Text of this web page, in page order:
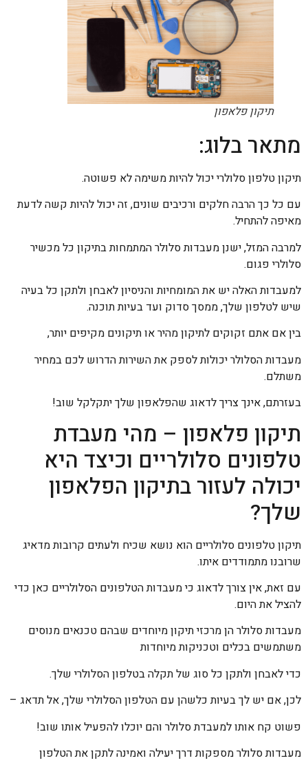
תיקון פלאפון
מתאר בלוג:
תיקון טלפון סלולרי יכול להיות משימה לא פשוטה.
עם כל כך הרבה חלקים ורכיבים שונים, זה יכול להיות קשה לדעת
מאיפה להתחיל.
למרבה המזל, ישנן מעבדות סלולר המתמחות בתיקון כל מכשיר
סלולרי פגום.
למעבדות האלה יש את המומחיות והניסיון לאבחן ולתקן כל בעיה
שיש לטלפון שלך, ממסך סדוק ועד בעיות תוכנה.
בין אם אתם זקוקים לתיקון מהיר או תיקונים מקיפים יותר,
מעבדות הסלולר יכולות לספק את השירות הדרוש לכם במחיר
משתלם.
בעזרתם, אינך צריך לדאוג שהפלאפון שלך יתקלקל שוב!
תיקון פלאפון – מהי מעבדת
טלפונים סלולריים וכיצד היא
יכולה לעזור בתיקון הפלאפון
שלך?
תיקון טלפונים סלולריים הוא נושא שכיח ולעתים קרובות מדאיג
שרובנו מתמודדים איתו.
עם זאת, אין צורך לדאוג כי מעבדות הטלפונים הסלולריים כאן כדי
להציל את היום.
מעבדות סלולר הן מרכזי תיקון מיוחדים שבהם טכנאים מנוסים
משתמשים בכלים וטכניקות מיוחדות
כדי לאבחן ולתקן כל סוג של תקלה בטלפון הסלולרי שלך.
לכן, אם יש לך בעיות כלשהן עם הטלפון הסלולרי שלך, אל תדאג –
פשוט קח אותו למעבדת סלולר והם יוכלו להפעיל אותו שוב!
מעבדות סלולר מספקות דרך יעילה ואמינה לתקן את הטלפון